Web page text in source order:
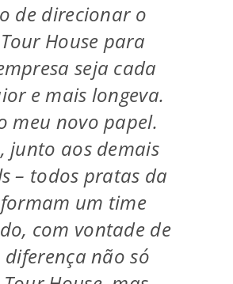
de direcionar o
House para
seja cada
e mais longeva.
meu novo papel.
junto aos demais
– todos pratas da
um time
com vontade de
diferença não só